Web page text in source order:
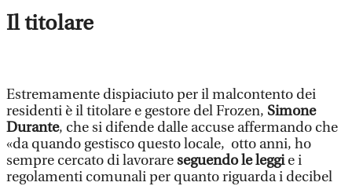
Il titolare
Estremamente dispiaciuto per il malcontento dei
residenti è il titolare e gestore del Frozen, Simone
Durante, che si difende dalle accuse affermando che
«da quando gestisco questo locale, otto anni, ho
sempre cercato di lavorareseguendo le leggie i
regolamenti comunali per quanto riguarda i decibel